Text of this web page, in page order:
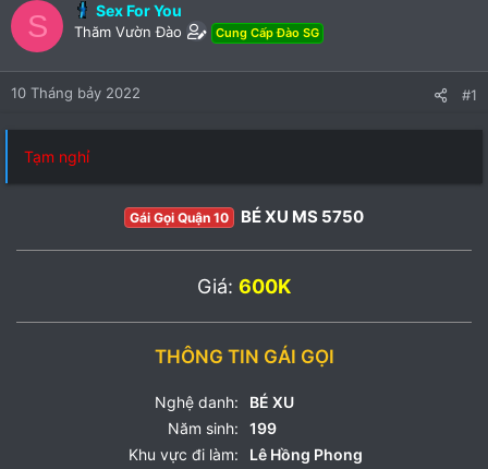
S Sex For You
Thăm Vườn Đào Cung Cấp Đào SG
10 Tháng bảy 2022 #1
Tạm nghỉ
Gái Gọi Quận 10 BÉ XU MS 5750
Giá: 600K
THÔNG TIN GÁI GỌI
Nghệ danh:
BÉ XU
Năm sinh:
199
Khu vực đi làm:
Lê Hồng Phong